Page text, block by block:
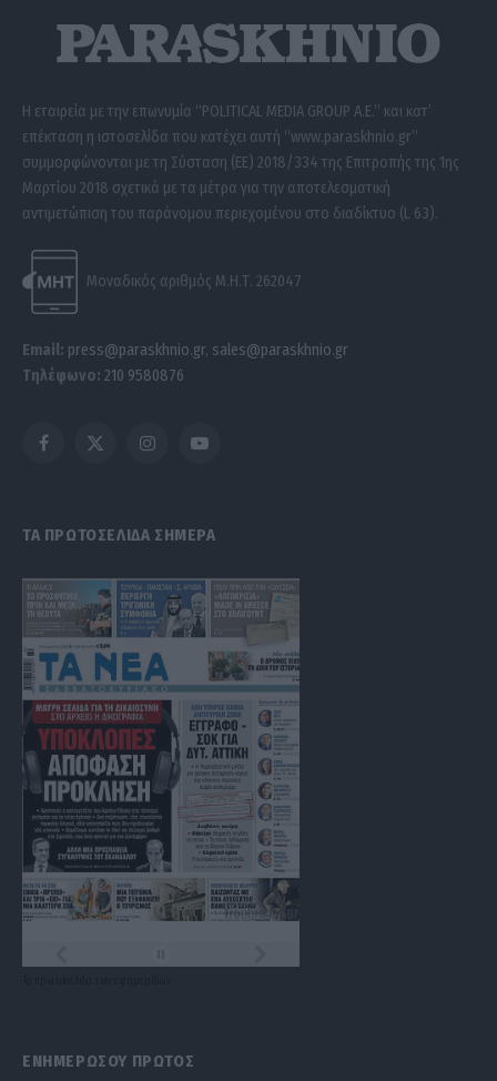
Η εταιρεία με την επωνυμία “POLITICAL MEDIA GROUP A.E.” και κατ’
επέκταση η ιστοσελίδα που κατέχει αυτή “www.paraskhnio.gr”
συμμορφώνονται με τη Σύσταση (ΕΕ) 2018/334 της Επιτροπής της 1ης
Μαρτίου 2018 σχετικά με τα μέτρα για την αποτελεσματική
αντιμετώπιση του παράνομου περιεχομένου στο διαδίκτυο (L 63).
Μοναδικός αριθμός Μ.Η.Τ. 262047
Email: press@paraskhnio.gr, sales@paraskhnio.gr
Τηλέφωνο: 210 9580876
Facebook
X
InstagramYouTube
ΤΑ ΠΡΩΤΟΣΕΛΙΔΑ ΣΗΜΕΡΑ
ΕΝΗΜΕΡΩΣΟΥ ΠΡΩΤΟΣ